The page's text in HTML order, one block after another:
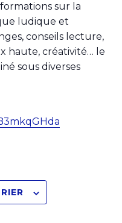
sur la
ludique et
conseils lecture,
haute, créativité… le
sous diverses